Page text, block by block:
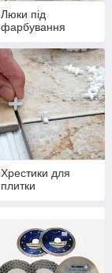
Люки під
фарбування
Хрестики для
плитки